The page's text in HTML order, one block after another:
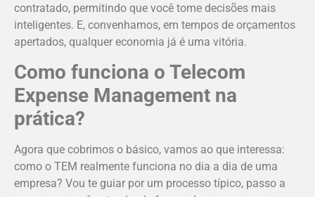
contratado, permitindo que você tome decisões mais
inteligentes. E, convenhamos, em tempos de orçamentos
apertados, qualquer economia já é uma vitória.
Como funciona o Telecom
Expense Management na
prática?
Agora que cobrimos o básico, vamos ao que interessa:
como o TEM realmente funciona no dia a dia de uma
empresa? Vou te guiar por um processo típico, passo a